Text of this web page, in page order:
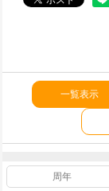
一覧表示
周年